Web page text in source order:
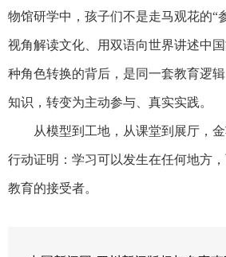
物馆研学中，孩子们不是走马观花的“
视角解读文化、用双语向世界讲述中
种角色转换的背后，是同一套教育逻
知识，转变为主动参与、真实实践。
从模型到工地，从课堂到展厅，金
行动证明：学习可以发生在任何地方
教育的接受者。